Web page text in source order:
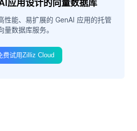
应用设计的向量数据库
性能、易扩展的 GenAI 应用的托管
量数据库服务。
费试用Zilliz Cloud